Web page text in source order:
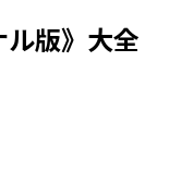
版》大全